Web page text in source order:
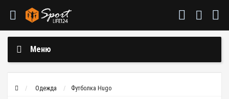
Меню
Одежда Футболка Hugo